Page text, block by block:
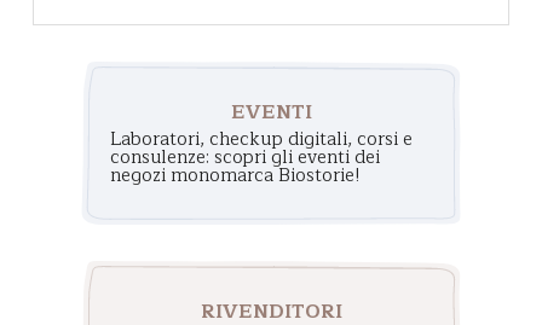
EVENTI
Laboratori, checkup digitali, corsi e
consulenze: scopri gli eventi dei
negozi monomarca Biostorie!
RIVENDITORI